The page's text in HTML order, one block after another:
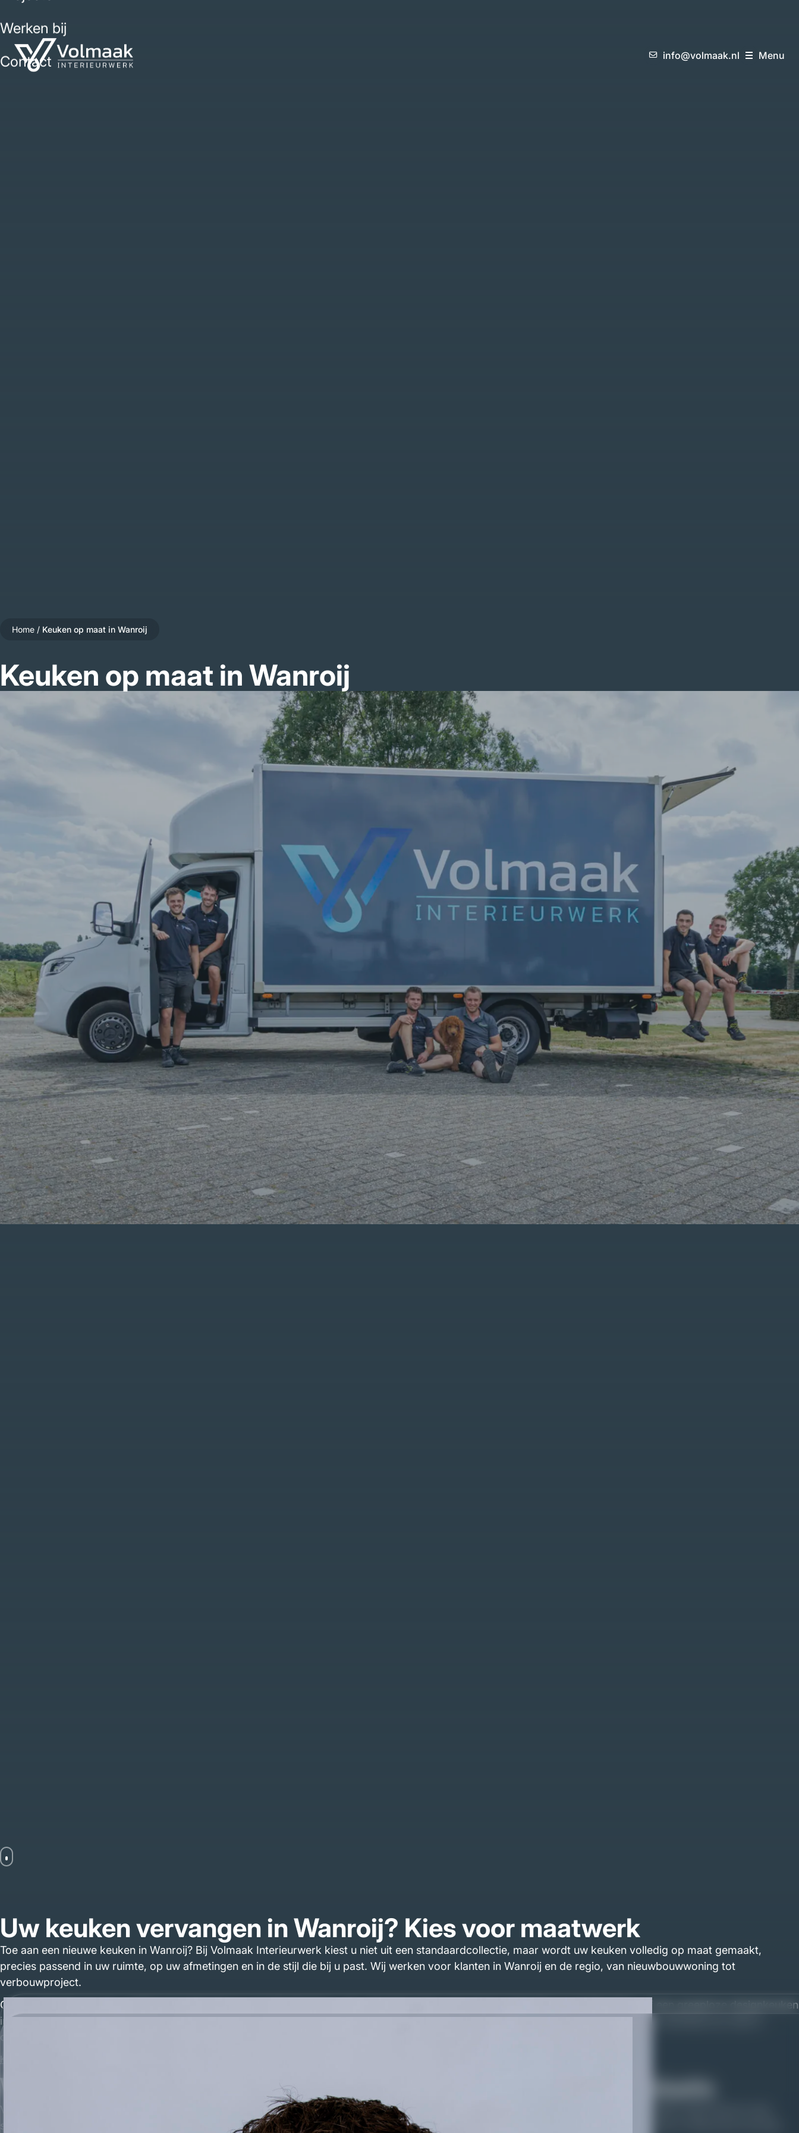
Werken bij
Contact
info@volmaak.nl Menu
Home / Keuken op maat in Wanroij
Keuken op maat in Wanroij
Uw keuken vervangen in Wanroij? Kies voor maatwerk
Toe aan een nieuwe keuken in Wanroij? Bij Volmaak Interieurwerk kiest u niet uit een standaardcollectie, maar wordt uw keuken volledig op maat gemaakt,
precies passend in uw ruimte, op uw afmetingen en in de stijl die bij u past. Wij werken voor klanten in Wanroij en de regio, van nieuwbouwwoning tot
verbouwproject.
Of u nu droomt van een rustieke boerenkeuken in massief eikenhout, een Japandi keuken met warme materialen en strakke lijnen, of een greeploze designkeuken
in mat zwart, Volmaak maakt het. Elke detail wordt zorgvuldig uitgewerkt: van de keuken met open schappen en nisverlichting tot het werkblad op maat in
composiet of natuursteen.
Wie wij zijn, keukenmakers uit Brabant met eigen werkplaats
Volmaak Interieurwerk is opgericht door Gijs en Wouter, twee vakmannen uit Brabant die geloven dat een keuken op maat gewoon beter is dan wat je in een
showroom vindt. Vanuit onze eigen werkplaats in Sint Hubert ontwerpen, produceren en monteren wij maatwerk keukens voor bewoners in Wanroij en de hele